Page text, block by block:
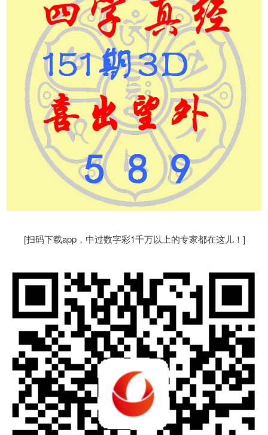
[扫码下载app，中过数字彩1千万以上的专家都在这儿！]